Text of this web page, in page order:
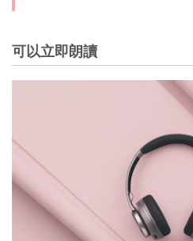
可以立即朗讀